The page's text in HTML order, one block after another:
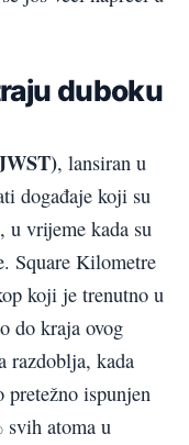
duboku
, lansiran u
događaje koji su
vrijeme kada su
Square Kilometre
koji je trenutno u
do kraja ovog
razdoblja, kada
pretežno ispunjen
atoma u